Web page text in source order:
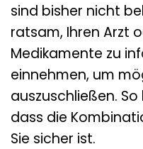
sind bisher nicht
ratsam, Ihren Arzt
Medikamente zu
einnehmen, um
auszuschließen.
dass die
Sie sicher ist.